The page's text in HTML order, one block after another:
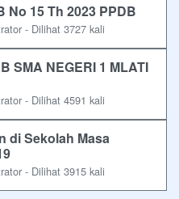
No 15 Th 2023 PPDB
- Dilihat 3727 kali
SMA NEGERI 1 MLATI
- Dilihat 4591 kali
di Sekolah Masa
- Dilihat 3915 kali